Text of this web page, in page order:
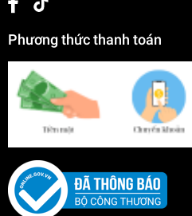
Phương thức thanh toán